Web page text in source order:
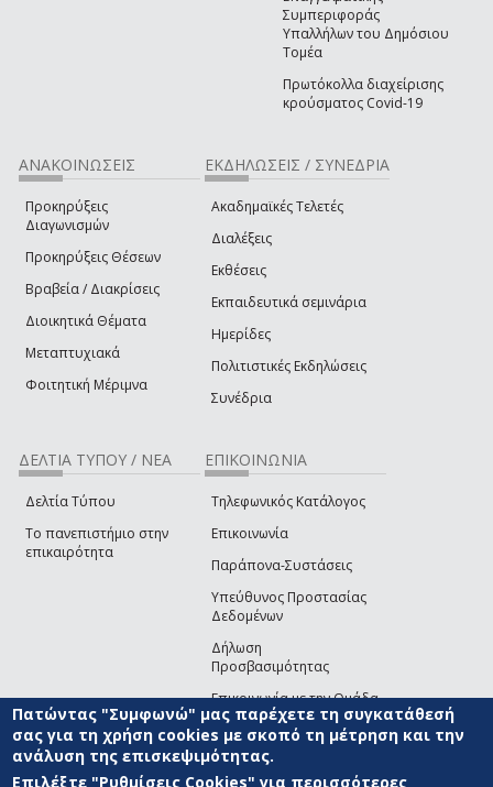
Συμπεριφοράς
Υπαλλήλων του Δημόσιου
Τομέα
Πρωτόκολλα διαχείρισης
κρούσματος Covid-19
ΑΝΑΚΟΙΝΩΣΕΙΣ
Προκηρύξεις
Διαγωνισμών
Προκηρύξεις Θέσεων
Βραβεία / Διακρίσεις
Διοικητικά Θέματα
Μεταπτυχιακά
Φοιτητική Μέριμνα
ΕΚΔΗΛΩΣΕΙΣ / ΣΥΝΕΔΡΙΑ
Ακαδημαϊκές Τελετές
Διαλέξεις
Εκθέσεις
Εκπαιδευτικά σεμινάρια
Ημερίδες
Πολιτιστικές Εκδηλώσεις
Συνέδρια
ΔΕΛΤΙΑ ΤΥΠΟΥ / ΝΕΑ
Δελτία Τύπου
Το πανεπιστήμιο στην
επικαιρότητα
ΕΠΙΚΟΙΝΩΝΙΑ
Τηλεφωνικός Κατάλογος
Επικοινωνία
Παράπονα-Συστάσεις
Υπεύθυνος Προστασίας
Δεδομένων
Δήλωση
Προσβασιμότητας
Επικοινωνία με την Ομάδα
Ανάπτυξης του site(link sends e-mail)
© ΠΑΝΕΠΙΣΤΗΜΙΟ ΑΙΓΑΙΟΥ ΟΡΟΙ ΧΡΗΣΗΣ
ΑΝΑΠΤΥΞΗΣ
Πατώντας "Συμφωνώ" μας παρέχετε τη συγκατάθεσή
σας για τη χρήση cookies με σκοπό τη μέτρηση και την
ανάλυση της επισκεψιμότητας.
Επιλέξτε "Ρυθμίσεις Cookies" για περισσότερες